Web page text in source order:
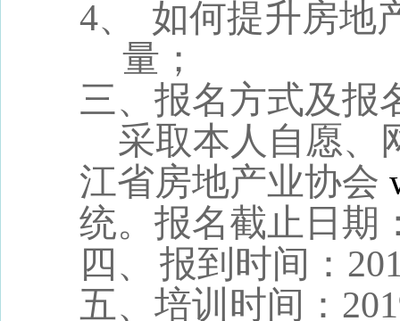
4、
如何提升房地
量；
三、报名方式及报
采取本人自愿、
江省房地产业协会
统。报名截止日期
四、
报到时间：
五、培训时间：